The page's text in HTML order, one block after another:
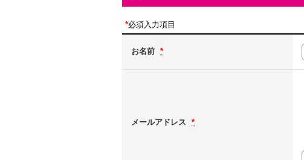
*必須入力項目
お名前 *
メールアドレス *